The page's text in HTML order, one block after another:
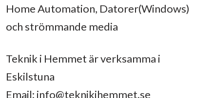
Home Automation, Datorer(Windows)
och strömmande media
Teknik i Hemmet är verksamma i
Eskilstuna
Email: info@teknikihemmet.se